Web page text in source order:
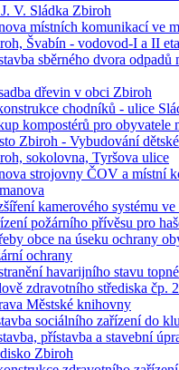
V. Sládka Zbiroh
místních komunikací ve
Švabín - vodovod-I a II
sběrného dvora odpadů
dřevin v obci Zbiroh
chodníků - ulice
kompostérů pro obyvatele
Zbiroh - Vybudování
sokolovna, Tyršova ulice
strojovny ČOV a místní
kamerového systému
požárního přívěsu pro
obce na úseku ochrany
ochrany
havarijního stavu
zdravotního střediska čp.
Městské knihovny
sociálního zařízení do
přístavba a stavební
Zbiroh